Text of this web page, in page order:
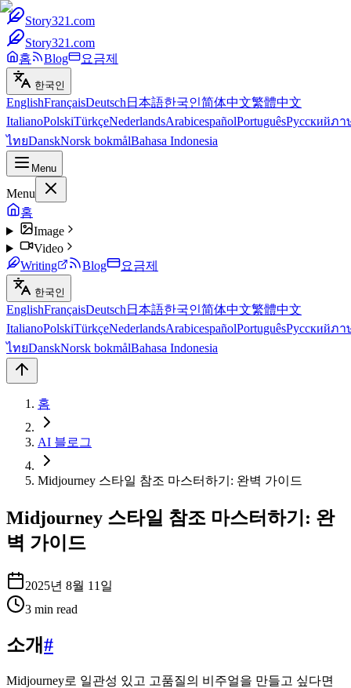
Story321.com
Story321.com
홈
Blog 요금제
한국인
EnglishFrançaisDeutsch 日本語한국인简体中文繁體中文
ItalianoPolskiTürkçeNederlandsArabicespañolPortuguêsРусскийภา
ไทยDanskNorsk bokmålBahasa Indonesia
Menu
Menu
홈
Image
Video
Writing
Blog 요금제
한국인
EnglishFrançaisDeutsch 日本語한국인简体中文繁體中文
ItalianoPolskiTürkçeNederlandsArabicespañolPortuguêsРусскийภา
ไทยDanskNorsk bokmålBahasa Indonesia
홈
AI 블로그
Midjourney 스타일 참조 마스터하기: 완벽 가이드
Midjourney 스타일 참조 마스터하기: 완
벽 가이드
2025년 8월 11일
3 min read
소개#
Midjourney로 일관성 있고 고품질의 비주얼을 만들고 싶다면